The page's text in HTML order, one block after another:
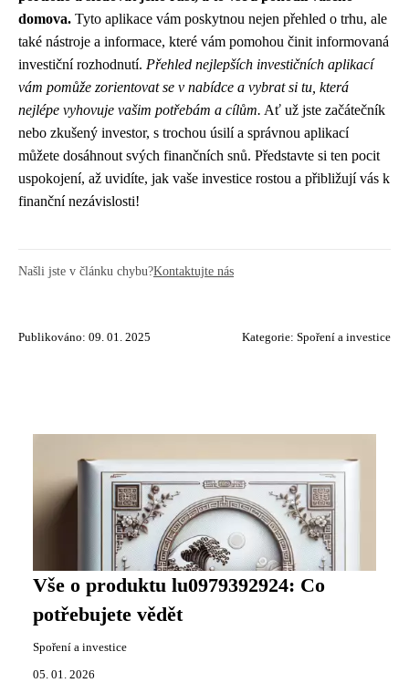
domova. Tyto aplikace vám poskytnou nejen přehled o trhu, ale
také nástroje a informace, které vám pomohou činit informovaná
investiční rozhodnutí. Přehled nejlepších investičních aplikací
vám pomůže zorientovat se v nabídce a vybrat si tu, která
nejlépe vyhovuje vašim potřebám a cílům. Ať už jste začátečník
nebo zkušený investor, s trochou úsilí a správnou aplikací
můžete dosáhnout svých finančních snů. Představte si ten pocit
uspokojení, až uvidíte, jak vaše investice rostou a přibližují vás k
finanční nezávislosti!
Našli jste v článku chybu?Kontaktujte nás
Publikováno: 09. 01. 2025 Kategorie: Spoření a investice
Vše o produktu lu0979392924: Co
potřebujete vědět
Spoření a investice
05. 01. 2026